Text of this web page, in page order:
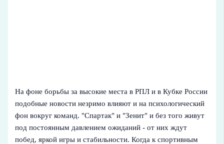
На фоне борьбы за высокие места в РПЛ и в Кубке России
подобные новости незримо влияют и на психологический
фон вокруг команд. "Спартак" и "Зенит" и без того живут
под постоянным давлением ожиданий - от них ждут
побед, яркой игры и стабильности. Когда к спортивным